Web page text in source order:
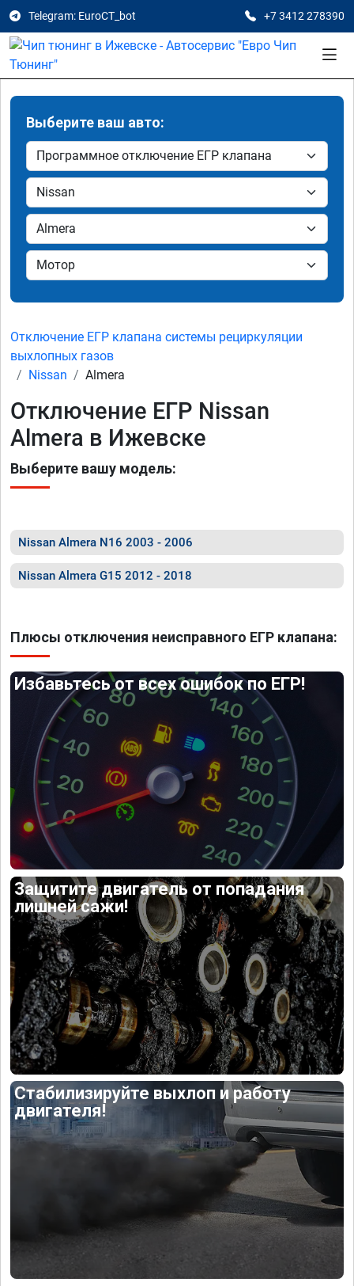
Telegram: EuroCT_bot +7 3412 278390
Выберите ваш авто:
Отключение ЕГР клапана системы рециркуляции
выхлопных газов
Nissan
Almera
Отключение ЕГР Nissan
Almera в Ижевске
Выберите вашу модель:
Nissan Almera N16 2003 - 2006
Nissan Almera G15 2012 - 2018
Плюсы отключения неисправного ЕГР клапана:
Избавьтесь от всех ошибок по ЕГР!
Защитите двигатель от попадания
лишней сажи!
Стабилизируйте выхлоп и работу
двигателя!